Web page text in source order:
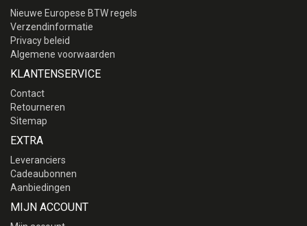
Nieuwe Europese BTW regels
Verzendinformatie
Privacy beleid
Algemene voorwaarden
KLANTENSERVICE
Contact
Retourneren
Sitemap
EXTRA
Leveranciers
Cadeaubonnen
Aanbiedingen
MIJN ACCOUNT